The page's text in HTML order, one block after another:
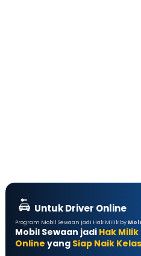
Untuk Driver Online
Program Mobil Sewaan jadi Hak Milik by
Mobil Sewaan jadi Hak
Online yang Siap Naik Kelas